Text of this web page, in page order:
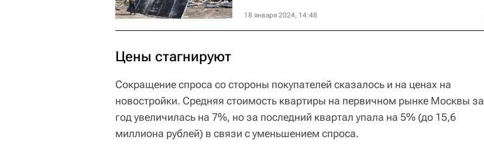
18 января 2024, 14:48
Цены стагнируют
Сокращение спроса со стороны покупателей сказалось и на ценах на
новостройки. Средняя стоимость квартиры на первичном рынке Москвы за
год увеличилась на 7%, но за последний квартал упала на 5% (до 15,6
миллиона рублей) в связи с уменьшением спроса.